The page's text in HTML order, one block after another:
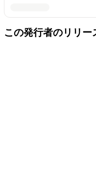
この発行者のリリー